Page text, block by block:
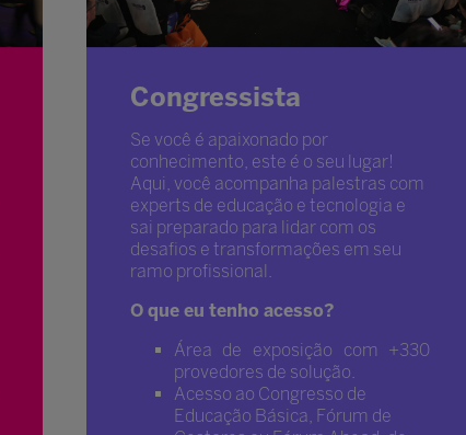
Congressista
Se você é apaixonado por
conhecimento, este é o seu lugar!
Aqui, você acompanha palestras com
experts de educação e tecnologia e
sai preparado para lidar com os
desafios e transformações em seu
ramo profissional.
O que eu tenho acesso?
Área de exposição com +330
provedores de solução.
Acesso ao Congresso de
Educação Básica, Fórum de